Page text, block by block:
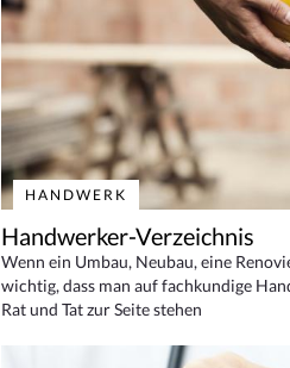
HANDWERK
Handwerker-Verzeichnis
Wenn ein Umbau, Neubau, eine
wichtig, dass man auf fachkundige
Rat und Tat zur Seite stehen